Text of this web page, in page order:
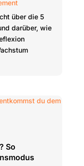
über die 5
darüber, wie
So